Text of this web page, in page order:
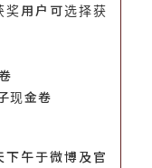
用户可选择获
现金卷
午于微博及官